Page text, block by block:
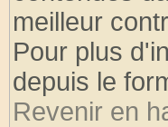
meilleur
Pour plus
depuis le
Revenir en